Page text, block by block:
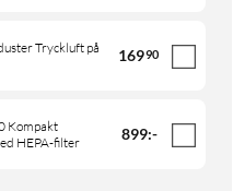
Tryckluft på
16990
Kompakt
HEPA-filter
899:-